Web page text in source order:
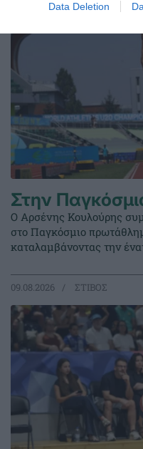
Data Deletion
Στην
Ο Αρσένης Κουλούρης
στο Παγκόσμιο
καταλαμβάνοντας την
09.08.2026 ΣΤΙΒΟΣ